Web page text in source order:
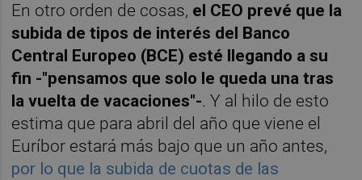
En otro orden de cosas, el CEO prevé que la
subida de tipos de interés del Banco
Central Europeo (BCE) esté llegando a su
fin -"pensamos que solo le queda una tras
la vuelta de vacaciones"-. Y al hilo de esto
estima que para abril del año que viene el
Euríbor estará más bajo que un año antes,
por lo que la subida de cuotas de las